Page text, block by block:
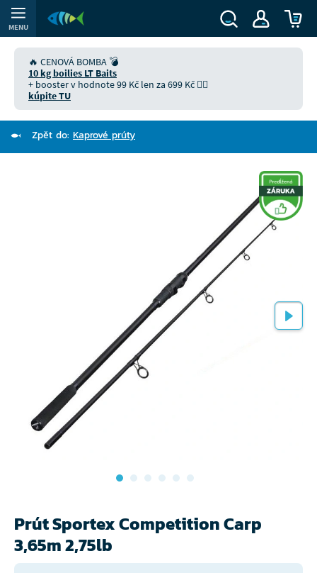
MENU
🔥 CENOVÁ BOMBA 💣
10 kg boilies LT Baits
+ booster v hodnote 99 Kč len za 699 Kč 👉🏻
kúpite TU
Zpět do: Kaprové prúty
Prút Sportex Competition Carp
3,65m 2,75lb